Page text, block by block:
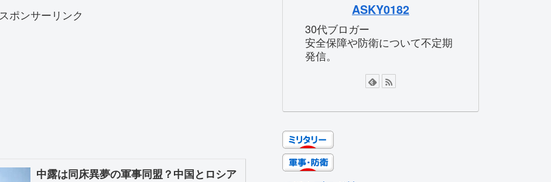
スポンサーリンク
中露は同床異夢の軍事同盟？中国とロシア
ASKY0182
30代ブロガー
安全保障や防衛について不定期
発信。